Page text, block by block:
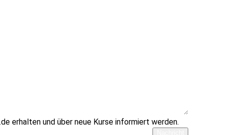
erhalten und über neue Kurse informiert werden.